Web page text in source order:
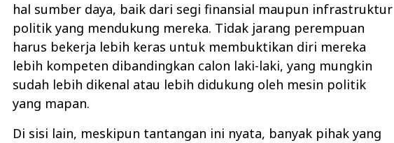
hal sumber daya, baik dari segi finansial maupun infrastruktur
politik yang mendukung mereka. Tidak jarang perempuan
harus bekerja lebih keras untuk membuktikan diri mereka
lebih kompeten dibandingkan calon laki-laki, yang mungkin
sudah lebih dikenal atau lebih didukung oleh mesin politik
yang mapan.
Di sisi lain, meskipun tantangan ini nyata, banyak pihak yang